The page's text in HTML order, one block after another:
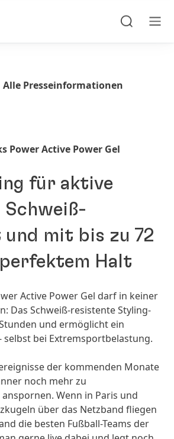
Alle Presseinformationen
Power Active Power Gel
für aktive
Schweiß-
mit bis zu 72
Halt
Active Power Gel darf in keiner
Das Schweiß-resistente Styling-
und ermöglicht ein
selbst bei Extremsportbelastung.
der kommenden Monate
noch mehr zu
Wenn in Paris und
über das Netzband fliegen
die besten Fußball-Teams der